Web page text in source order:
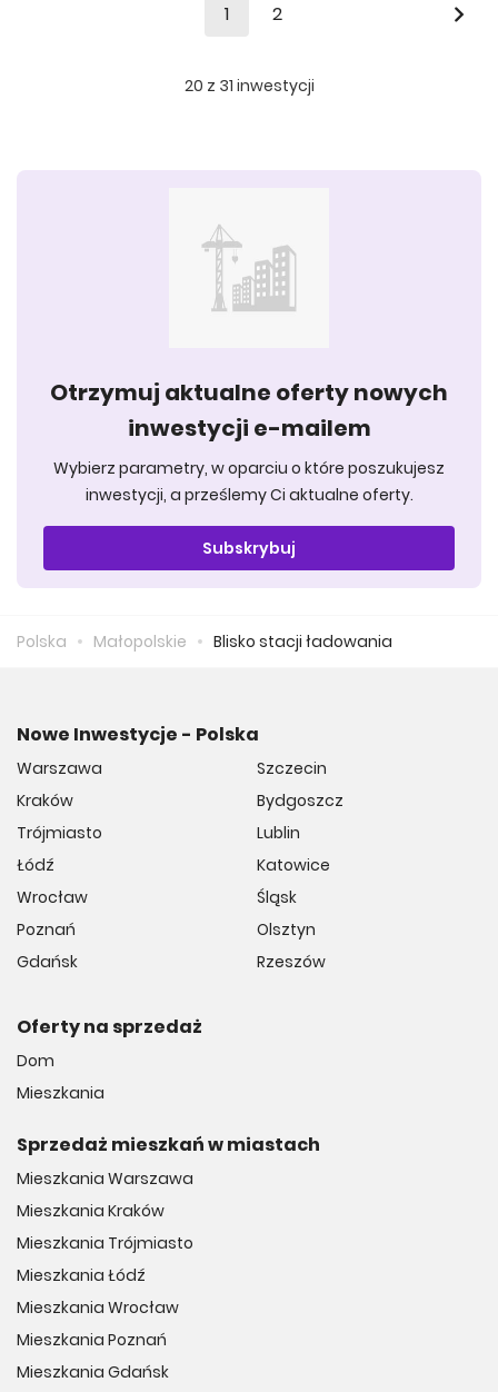
1 2
20 z 31 inwestycji
Otrzymuj aktualne oferty nowych
inwestycji e-mailem
Wybierz parametry, w oparciu o które poszukujesz
inwestycji, a prześlemy Ci aktualne oferty.
Subskrybuj
Polska Małopolskie Blisko stacji ładowania
Nowe Inwestycje - Polska
Warszawa
Kraków
Trójmiasto
Łódź
Wrocław
Poznań
Gdańsk
Szczecin
Bydgoszcz
Lublin
Katowice
Śląsk
Olsztyn
Rzeszów
Oferty na sprzedaż
Dom
Mieszkania
Sprzedaż mieszkań w miastach
Mieszkania Warszawa
Mieszkania Kraków
Mieszkania Trójmiasto
Mieszkania Łódź
Mieszkania Wrocław
Mieszkania Poznań
Mieszkania Gdańsk